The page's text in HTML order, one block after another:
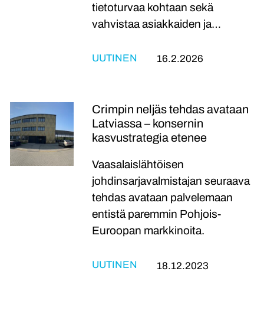
tietoturvaa kohtaan sekä
vahvistaa asiakkaiden ja…
UUTINEN 16.2.2026
Crimpin neljäs tehdas avataan
Latviassa – konsernin
kasvustrategia etenee
Vaasalaislähtöisen
johdinsarjavalmistajan seuraava
tehdas avataan palvelemaan
entistä paremmin Pohjois-
Euroopan markkinoita.
UUTINEN 18.12.2023